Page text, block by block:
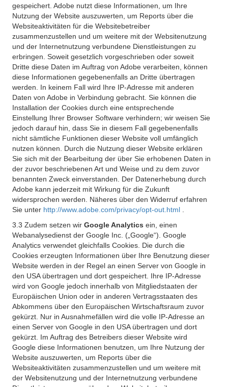
gespeichert. Adobe nutzt diese Informationen, um Ihre
Nutzung der Website auszuwerten, um Reports über die
Websiteaktivitäten für die Websitebetreiber
zusammenzustellen und um weitere mit der Websitenutzung
und der Internetnutzung verbundene Dienstleistungen zu
erbringen. Soweit gesetzlich vorgeschrieben oder soweit
Dritte diese Daten im Auftrag von Adobe verarbeiten, können
diese Informationen gegebenenfalls an Dritte übertragen
werden. In keinem Fall wird Ihre IP-Adresse mit anderen
Daten von Adobe in Verbindung gebracht. Sie können die
Installation der Cookies durch eine entsprechende
Einstellung Ihrer Browser Software verhindern; wir weisen Sie
jedoch darauf hin, dass Sie in diesem Fall gegebenenfalls
nicht sämtliche Funktionen dieser Website voll umfänglich
nutzen können. Durch die Nutzung dieser Website erklären
Sie sich mit der Bearbeitung der über Sie erhobenen Daten in
der zuvor beschriebenen Art und Weise und zu dem zuvor
benannten Zweck einverstanden. Der Datenerhebung durch
Adobe kann jederzeit mit Wirkung für die Zukunft
widersprochen werden. Näheres über den Widerruf erfahren
Sie unter http://www.adobe.com/privacy/opt-out.html
3.3 Zudem setzen wir Google Analytics ein, einen
Webanalysedienst der Google Inc. („Google“). Google
Analytics verwendet gleichfalls Cookies. Die durch die
Cookies erzeugten Informationen über Ihre Benutzung dieser
Website werden in der Regel an einen Server von Google in
den USA übertragen und dort gespeichert. Ihre IP-Adresse
wird von Google jedoch innerhalb von Mitgliedstaaten der
Europäischen Union oder in anderen Vertragsstaaten des
Abkommens über den Europäischen Wirtschaftsraum zuvor
gekürzt. Nur in Ausnahmefällen wird die volle IP-Adresse an
einen Server von Google in den USA übertragen und dort
gekürzt. Im Auftrag des Betreibers dieser Website wird
Google diese Informationen benutzen, um Ihre Nutzung der
Website auszuwerten, um Reports über die
Websiteaktivitäten zusammenzustellen und um weitere mit
der Websitenutzung und der Internetnutzung verbundene